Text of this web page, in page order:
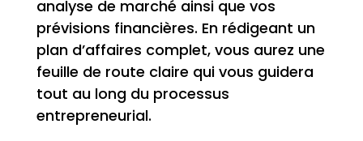
analyse de marché ainsi que vos
prévisions financières. En rédigeant un
plan d’affaires complet, vous aurez une
feuille de route claire qui vous guidera
tout au long du processus
entrepreneurial.